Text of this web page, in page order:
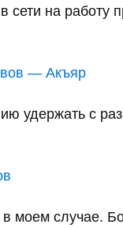
на работу
— Акъяр
удержать с
моем случае.